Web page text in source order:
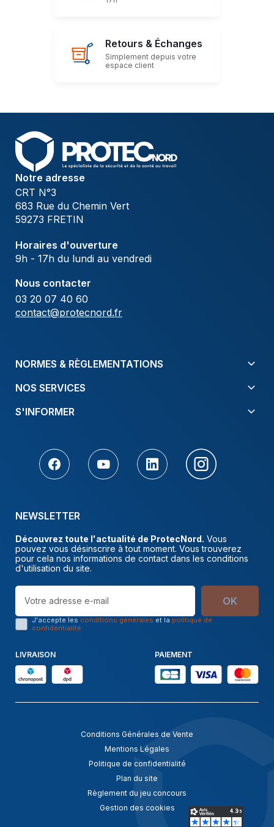
Retours & Échanges
Simplement depuis votre
espace client
Notre adresse
CRT N°3
683 Rue du Chemin Vert
59273 FRETIN
Horaires d'ouverture
9h - 17h du lundi au vendredi
Nous contacter
03 20 07 40 60
contact@protecnord.fr
NORMES & RÈGLEMENTATIONS
NOS SERVICES
S'INFORMER
NEWSLETTER
Découvrez toute l'actualité de ProtecNord. Vous
pouvez vous désinscrire à tout moment. Vous trouverez
pour cela nos informations de contact dans les conditions
d'utilisation du site.
OK
J'accepte les conditions générales et la politique de
confidentialité
LIVRAISON PAIEMENT
Conditions Générales de Vente
Mentions Légales
Politique de confidentialité
Plan du site
Règlement du jeu concours
Gestion des cookies